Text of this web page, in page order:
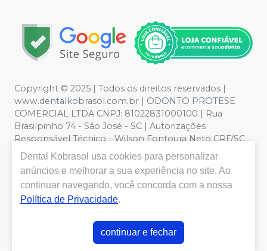
Copyright © 2025 | Todos os direitos reservados |
www.dentalkobrasol.com.br | ODONTO PROTESE
COMERCIAL LTDA CNPJ: 81022831000100 | Rua
Brasilpinho 74 - São José - SC | Autorizações
Responsável Técnico - Wilson Fontoura Neto CRF/SC
12450 | Política de Privacidade e Segurança - Fotos
meramente ilustrativas - Os preços e condições da loja
virtual estão sujeitos a alterações. Em caso de
divergência de preços no site, o valor válido é o do
Carrinho de Compra. Não vendemos por atacado, por
de grandes volumes pelo site.
Dental Kobrasol usa cookies para personalizar
anúncios e melhorar a sua experiência no site. Ao
continuar navegando, você concorda com a nossa
Política de Privacidade.
continuar e fechar